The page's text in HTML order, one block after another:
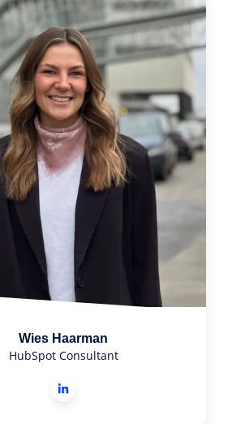
Wies Haarman
HubSpot Consultant